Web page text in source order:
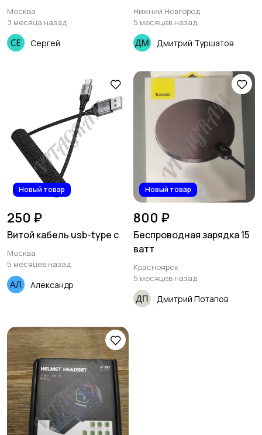
IPhone 15 plus/15 pro
max/16 plus
Москва
3 месяца назад
Сергей
Нижний Новгород
5 месяцев назад
Дмитрий Туршатов
Новый товар
250 ₽
Витой кабель usb-type c
Москва
5 месяцев назад
Александр
Новый товар
800 ₽
Беспроводная зарядка 15
ватт
Красноярск
5 месяцев назад
Дмитрий Потапов